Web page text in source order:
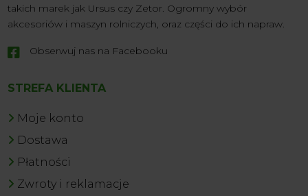
takich marek jak Ursus czy Zetor. Ogromny wybór
akcesoriów i maszyn rolniczych, oraz części do ich napraw.
 Obserwuj nas na Facebooku
STREFA KLIENTA
Moje konto
Dostawa
Płatności
Zwroty i reklamacje